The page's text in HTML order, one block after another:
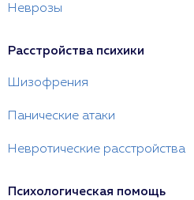
Неврозы
Расстройства психики
Шизофрения
Панические атаки
Невротические расстройства
Психологическая помощь